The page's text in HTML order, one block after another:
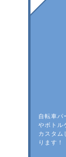
自転車パ
やボトル
カスタム
ります！